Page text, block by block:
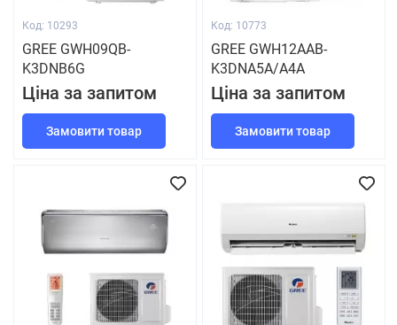
Код: 10293
GREE GWH09QB-
K3DNB6G
Ціна за запитом
Замовити товар
Код: 10773
GREE GWH12AAB-
K3DNA5A/A4A
Ціна за запитом
Замовити товар